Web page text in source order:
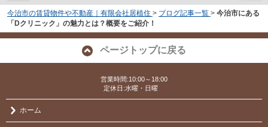
今治市の賃貸物件や不動産｜有限会社居植住 > ブログ記事一覧 > 今治市にある
「Dクリニック」の魅力とは？概要をご紹介！
ページトップに戻る
営業時間:10:00～18:00
定休日:水曜・日曜
ホーム